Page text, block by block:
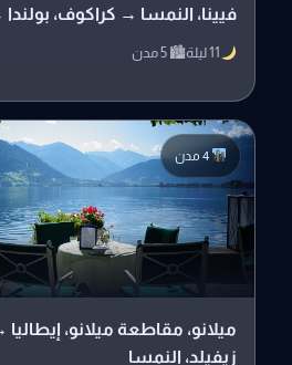
فيينا، النمسا → كراكوف، بولندا
11 ليلة 🏙 5 مدن
ميلانو، مقاطعة ميلانو،
زيفيلد، النمسا